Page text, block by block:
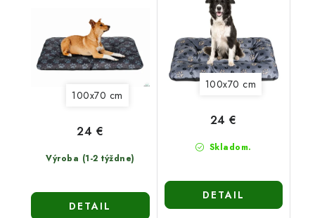
100x70 cm
Výroba (1-2 týždne)
24 €
DETAIL
100x70 cm
Skladom.
24 €
DETAIL